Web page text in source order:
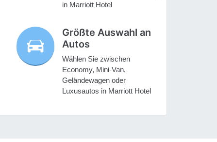
in Marriott Hotel
Größte Auswahl an
Autos
Wählen Sie zwischen
Economy, Mini-Van,
Geländewagen oder
Luxusautos in Marriott Hotel